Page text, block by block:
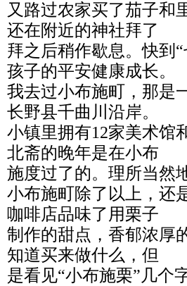
又路过农家买了茄子和
还在附近的神社拜了
拜之后稍作歇息。快到
孩子的平安健康成长。
我去过小布施町，那是
长野县千曲川沿岸。
小镇里拥有12家美术馆
北斋的晚年是在小布
施度过了的。理所当然
小布施町除了以上，还
咖啡店品味了用栗子
制作的甜点，香郁浓厚
知道买来做什么，但
是看见“小布施栗”几个